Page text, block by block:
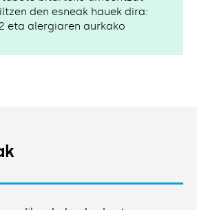
den esneak hauek dira:
2 eta alergiaren aurkako